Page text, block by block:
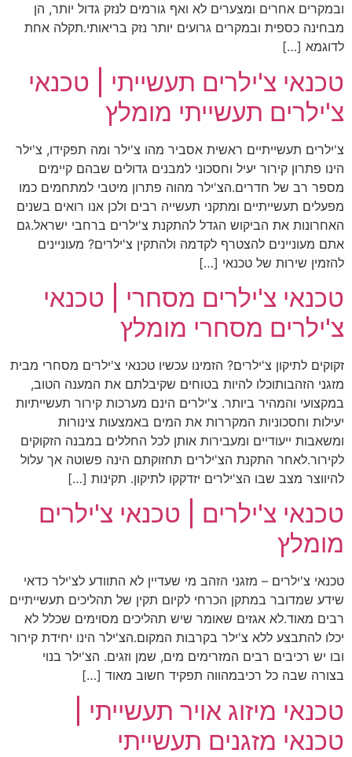
ובמקרים אחרים ומצערים לא ואף גורמים לנזק גדול יותר, הן
מבחינה כספית ובמקרים גרועים יותר נזק בריאותי.תקלה אחת
לדוגמא […]
טכנאי צ'ילרים תעשייתי | טכנאי
צ'ילרים תעשייתי מומלץ
צ'ילרים תעשייתיים ראשית אסביר מהו צ'ילר ומה תפקידו, צ'ילר
הינו פתרון קירור יעיל וחסכוני למבנים גדולים שבהם קיימים
מספר רב של חדרים.הצ'ילר מהוה פתרון מיטבי למתחמים כמו
מפעלים תעשייתיים ומתקני תעשייה רבים ולכן אנו רואים בשנים
האחרונות את הביקוש הגדל להתקנת צ'ילרים ברחבי ישראל.גם
אתם מעוניינים להצטרף לקדמה ולהתקין צ'ילרים? מעוניינים
להזמין שירות של טכנאי […]
טכנאי צ'ילרים מסחרי | טכנאי
צ'ילרים מסחרי מומלץ
זקוקים לתיקון צ'ילרים? הזמינו עכשיו טכנאי צ'ילרים מסחרי מבית
מזגני הזהבותוכלו להיות בטוחים שקיבלתם את המענה הטוב,
במקצועי והמהיר ביותר. צ'ילרים הינם מערכות קירור תעשייתיות
יעילות וחסכוניות המקררות את המים באמצעות צינורות
ומשאבות ייעודיים ומעבירות אותן לכל החללים במבנה הזקוקים
לקירור.לאחר התקנת הצ'ילרים תחזוקתם הינה פשוטה אך עלול
להיווצר מצב שבו הצ'ילרים יזדקקו לתיקון. תקינות […]
טכנאי צ'ילרים | טכנאי צ'ילרים
מומלץ
טכנאי צ'ילרים – מזגני הזהב מי שעדיין לא התוודע לצ'ילר כדאי
שידע שמדובר במתקן הכרחי לקיום תקין של תהליכים תעשייתיים
רבים מאוד.לא אגזים שאומר שיש תהליכים מסוימים שכלל לא
יכלו להתבצע ללא צ'ילר בקרבות המקום.הצ'ילר הינו יחידת קירור
ובו יש רכיבים רבים המזרימים מים, שמן וזגים. הצ'ילר בנוי
בצורה שבה כל רכיבמהווה תפקיד חשוב מאוד […]
טכנאי מיזוג אויר תעשייתי |
טכנאי מזגנים תעשייתי